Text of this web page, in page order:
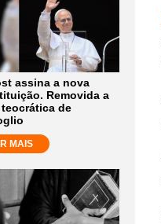
assina a nova
Removida a
teocrática de
MAIS